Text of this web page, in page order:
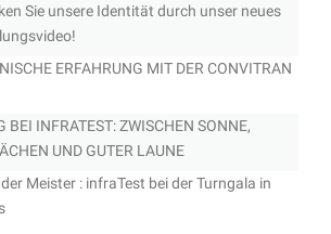
Sie unsere Identität durch unser neues
ERFAHRUNG MIT DER CONVITRAN
BEI INFRATEST: ZWISCHEN SONNE,
UND GUTER LAUNE
Meister : infraTest bei der Turngala in